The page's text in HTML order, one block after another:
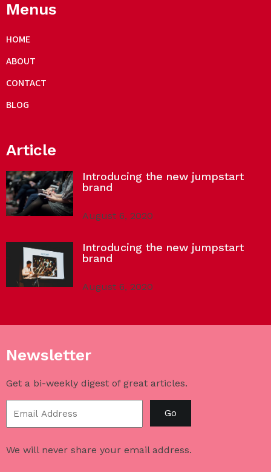
Menus
HOME
ABOUT
CONTACT
BLOG
Article
Introducing the new jumpstart
brand
August 6, 2020
Introducing the new jumpstart
brand
August 6, 2020
Newsletter
Get a bi-weekly digest of great articles.
Go
We will never share your email address.